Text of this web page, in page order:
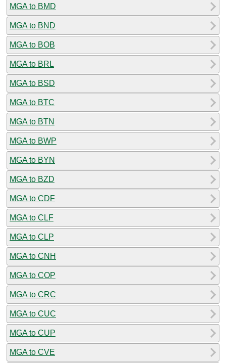
MGA to BMD
MGA to BND
MGA to BOB
MGA to BRL
MGA to BSD
MGA to BTC
MGA to BTN
MGA to BWP
MGA to BYN
MGA to BZD
MGA to CDF
MGA to CLF
MGA to CLP
MGA to CNH
MGA to COP
MGA to CRC
MGA to CUC
MGA to CUP
MGA to CVE